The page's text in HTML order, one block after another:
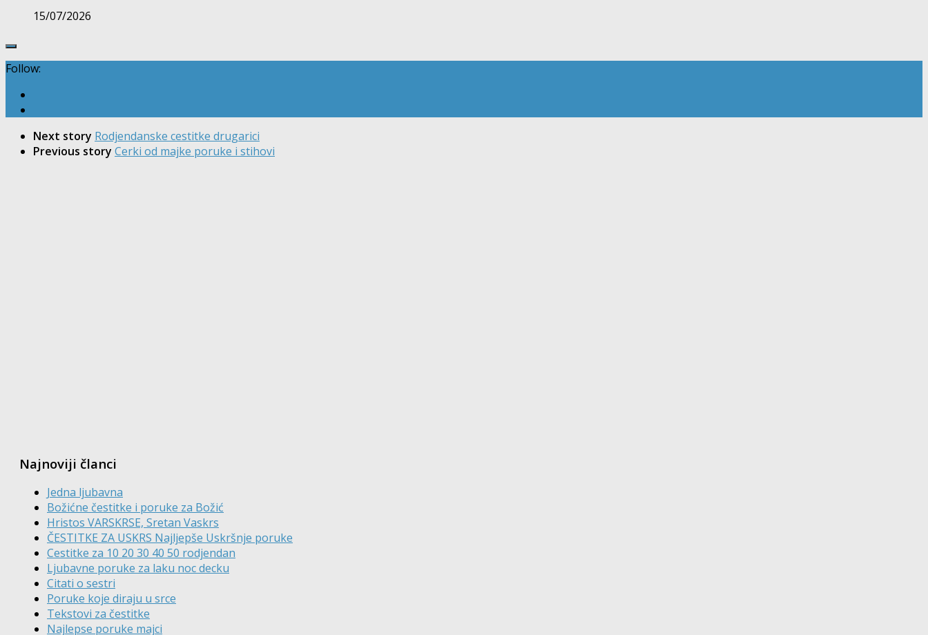
15/07/2026
Follow:
Next story Rodjendanske cestitke drugarici
Previous story Cerki od majke poruke i stihovi
Najnoviji članci
Jedna ljubavna
Božićne čestitke i poruke za Božić
Hristos VARSKRSE, Sretan Vaskrs
ČESTITKE ZA USKRS Najljepše Uskršnje poruke
Cestitke za 10 20 30 40 50 rodjendan
Ljubavne poruke za laku noc decku
Citati o sestri
Poruke koje diraju u srce
Tekstovi za čestitke
Najlepse poruke majci